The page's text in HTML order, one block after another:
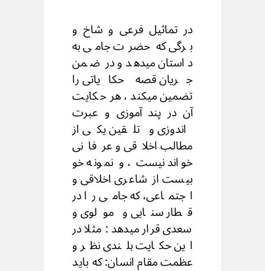
در تماثیل فرعی و شاخ و
برگی که حضرت جامی به
داستان میدهد و در ضمن
جریان قصه حکایاتی را
تضمین میکند ، هر حکایت
آن در پند آموزی و عبرت
اندوزی و تلقین یکی از
مطالب اخلاقی و عرفانی
خواند نیست ، و نمونه خو
بیست از شاعری اخلاقی و
اجتماعی، که جامی را در
قطار سنایی و مولوی و
سعدی قرار میدهد : مثلا در
این حکایت بلندی نظر و
عظمت مقام انسان: که باید